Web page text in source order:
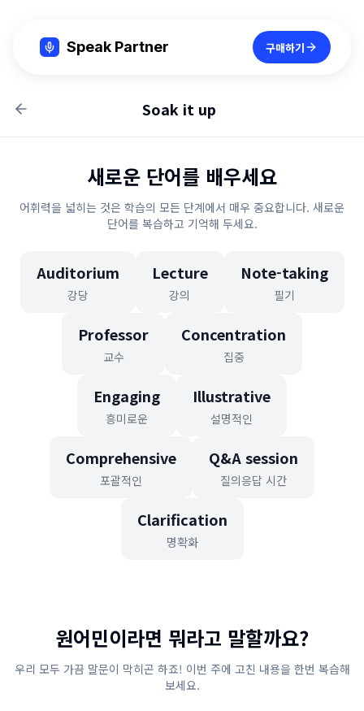
Speak Partner 구매하기
Soak it up
새로운 단어를 배우세요
어휘력을 넓히는 것은 학습의 모든 단계에서 매우 중요합니다. 새로운
단어를 복습하고 기억해 두세요.
Auditorium
강당
Lecture
강의
Note-taking
필기
Professor
교수
Concentration
집중
Engaging
흥미로운
Illustrative
설명적인
Comprehensive
포괄적인
Q&A session
질의응답 시간
Clarification
명확화
원어민이라면 뭐라고 말할까요?
우리 모두 가끔 말문이 막히곤 하죠! 이번 주에 고친 내용을 한번 복습해
보세요.